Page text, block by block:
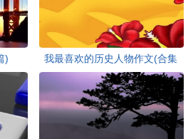
)
我最喜欢的历史人物作文(合集
15篇)